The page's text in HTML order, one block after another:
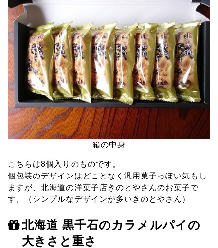
箱の中身
こちらは8個入りのものです。
個包装のデザインはどことなく汎用菓子っぽい気もし
ますが、北海道の洋菓子店きのとやさんのお菓子で
す。（シンプルなデザインが多いきのとやさん）
北海道 黒千石のカラメルパイの
大きさと重さ